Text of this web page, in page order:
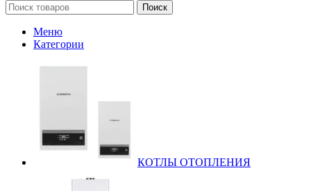
Поиск
Меню
Категории
КОТЛЫ ОТОПЛЕНИЯ